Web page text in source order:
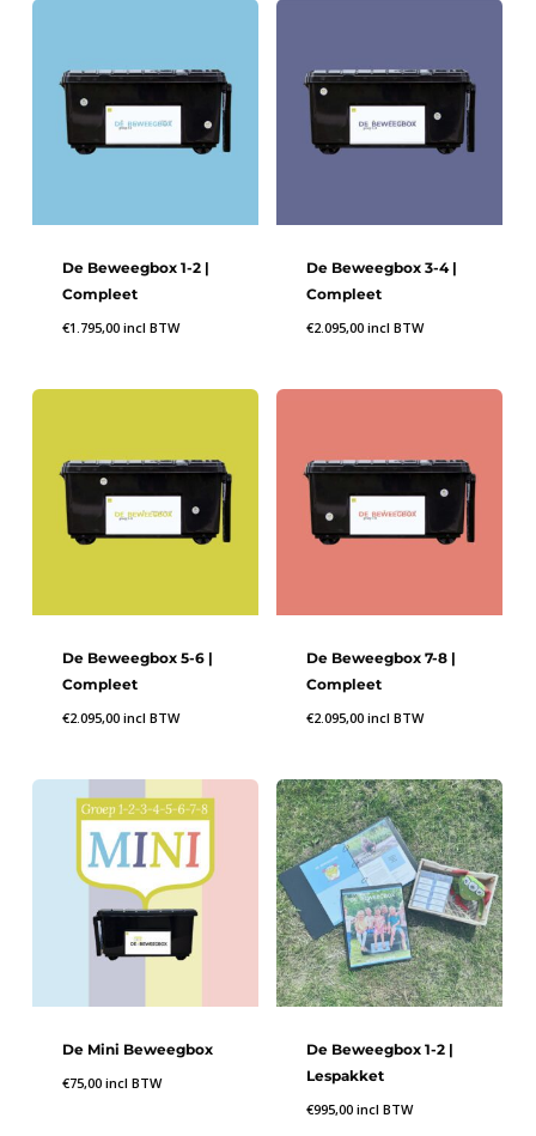
De Beweegbox 1-2 |
Compleet
€1.795,00 incl BTW
De Beweegbox 3-4 |
Compleet
€2.095,00 incl BTW
De Beweegbox 5-6 |
Compleet
€2.095,00 incl BTW
De Beweegbox 7-8 |
Compleet
€2.095,00 incl BTW
De Mini Beweegbox
€75,00 incl BTW
De Beweegbox 1-2 |
Lespakket
€995,00 incl BTW